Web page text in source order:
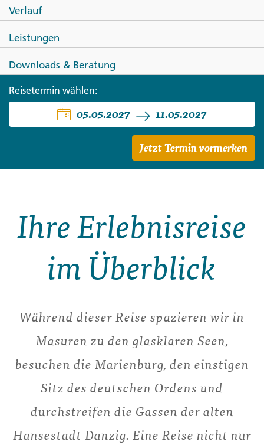
Danzig und Masuren zum
Kennenlernen
Verlauf
Leistungen
Downloads & Beratung
Reisetermin wählen:
05.05.2027 11.05.2027
Jetzt Termin vormerken
Ihre Erlebnisreise
im Überblick
Während dieser Reise spazieren wir in
Masuren zu den glasklaren Seen,
besuchen die Marienburg, den einstigen
Sitz des deutschen Ordens und
durchstreifen die Gassen der alten
Hansestadt Danzig. Eine Reise nicht nur